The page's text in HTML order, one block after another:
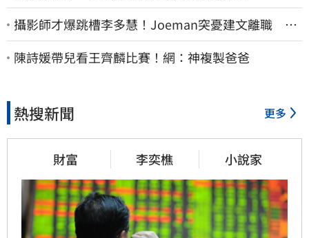
攝影師才爆跳槽李多慧！Joeman突憂建文離職 發
聲「其實我很清楚」
陳詩媛帶兒看王齊麟比賽！網：神複製爸爸
熱搜新聞 更多
財富 李奕樵 小說家